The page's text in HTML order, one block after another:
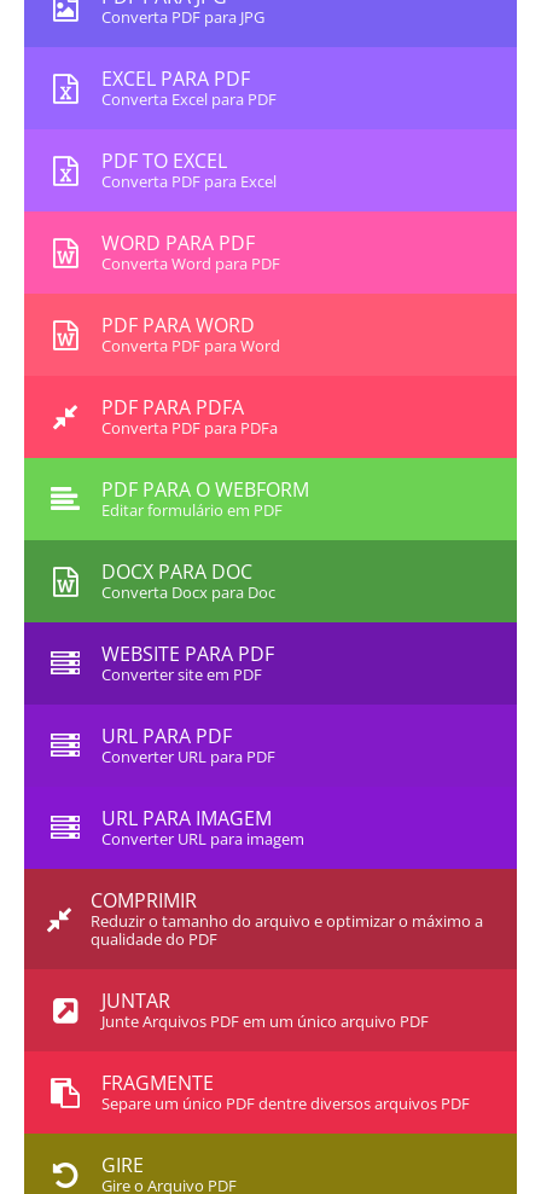
Converta PDF para JPG
EXCEL PARA PDF
Converta Excel para PDF
PDF TO EXCEL
Converta PDF para Excel
WORD PARA PDF
Converta Word para PDF
PDF PARA WORD
Converta PDF para Word
PDF PARA PDFA
Converta PDF para PDFa
PDF PARA O WEBFORM
Editar formulário em PDF
DOCX PARA DOC
Converta Docx para Doc
WEBSITE PARA PDF
Converter site em PDF
URL PARA PDF
Converter URL para PDF
URL PARA IMAGEM
Converter URL para imagem
COMPRIMIR
Reduzir o tamanho do arquivo e optimizar o máximo a
qualidade do PDF
JUNTAR
Junte Arquivos PDF em um único arquivo PDF
FRAGMENTE
Separe um único PDF dentre diversos arquivos PDF
GIRE
Gire o Arquivo PDF